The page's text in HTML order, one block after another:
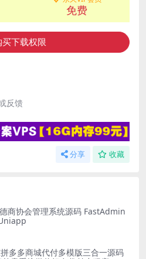
免费
买下载权限
反馈
分享 收藏
商协会管理系统源码 FastAdmin
多多商城代付多模版三合一源码